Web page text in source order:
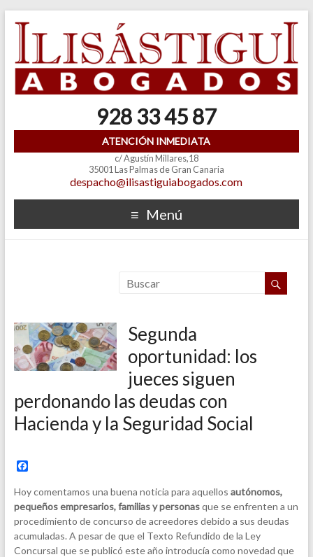
928 33 45 87
ATENCIÓN INMEDIATA
c/ Agustín Millares,18
35001 Las Palmas de Gran Canaria
despacho@ilisastiguiabogados.com
Menú
Segunda
oportunidad: los
jueces siguen
perdonando las deudas con
Hacienda y la Seguridad Social
F
c
e
b
o
o
k
Hoy comentamos una buena noticia para aquellos autónomos,
pequeños empresarios, familias y personasque se enfrenten a un
procedimiento de concurso de acreedores debido a sus deudas
acumuladas. A pesar de que el Texto Refundido de la Ley
Concursal que se publicó este año introducía como novedad que